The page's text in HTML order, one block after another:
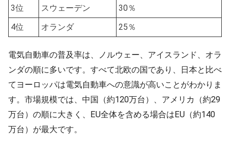
3位
スウェーデン
30％
4位
オランダ 25％
電気自動車の普及率は、ノルウェー、アイスランド、オラ
ンダの順に多いです。すべて北欧の国であり、日本と比べ
てヨーロッパは電気自動車への意識が高いことがわかりま
す。市場規模では、中国（約120万台）、アメリカ（約29
万台）の順に大きく、EU全体を含める場合はEU（約140
万台）が最大です。